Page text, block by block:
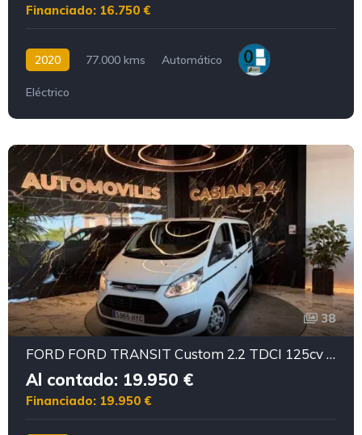
Financiado: 16.750 €
2020 77.000 kms Automático
Eléctrico
38
FORD FORD TRANSIT Custom 2.2 TDCI 125cv Titanium 9Plazas
Al contado: 19.950 €
Financiado: 19.950 €